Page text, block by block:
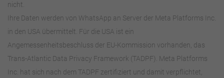
nicht.
Ihre Daten werden von WhatsApp an Server der Meta Platforms Inc.
in den USA übermittelt. Für die USA ist ein
Angemessenheitsbeschluss der EU-Kommission vorhanden, das
Trans-Atlantic Data Privacy Framework (TADPF). Meta Platforms
Inc. hat sich nach dem TADPF zertifiziert und damit verpflichtet,